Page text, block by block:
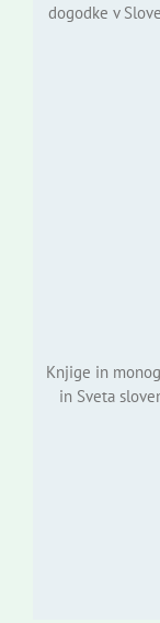
dogodke v
Knjige in
in Sveta